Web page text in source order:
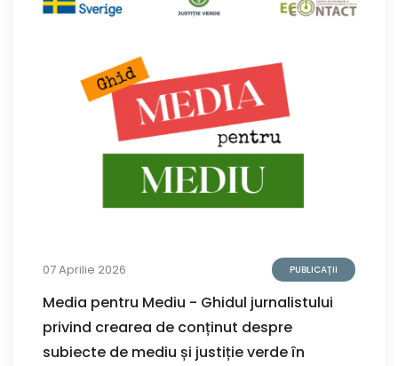
07 Aprilie 2026 PUBLICAȚII
Media pentru Mediu - Ghidul jurnalistului
privind crearea de conținut despre
subiecte de mediu și justiție verde în